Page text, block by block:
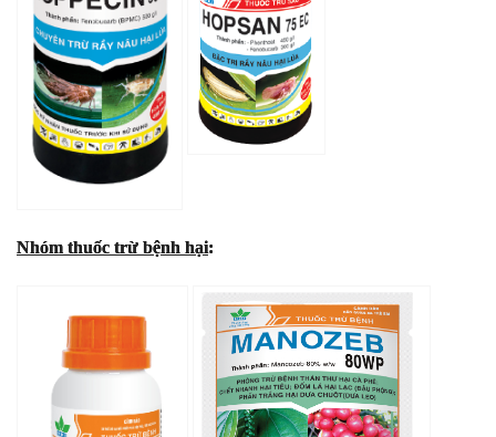
Nhóm thuốc trừ bệnh hại: